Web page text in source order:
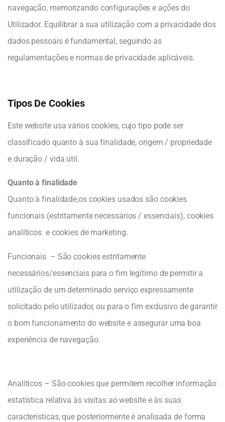
navegação, memorizando configurações e ações do
Utilizador. Equilibrar a sua utilização com a privacidade dos
dados pessoais é fundamental, seguindo as
regulamentações e normas de privacidade aplicáveis.
Tipos De Cookies
Este website usa vários cookies, cujo tipo pode ser
classificado quanto à sua finalidade, origem / propriedade
e duração / vida útil.
Quanto à finalidade
Quanto à finalidade,os cookies usados são cookies
funcionais (estritamente necessários / essenciais), cookies
analíticos e cookies de marketing.
Funcionais – São cookies estritamente
necessários/essenciais para o fim legítimo de permitir a
utilização de um determinado serviço expressamente
solicitado pelo utilizador, ou para o fim exclusivo de garantir
o bom funcionamento do website e assegurar uma boa
experiência de navegação.
Analíticos – São cookies que permitem recolher informação
estatística relativa às visitas ao website e às suas
características, que posteriormente é analisada de forma